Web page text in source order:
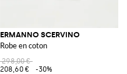
ERMANNO SCERVINO
Robe en coton
298,00 €
208,60 €
-30%